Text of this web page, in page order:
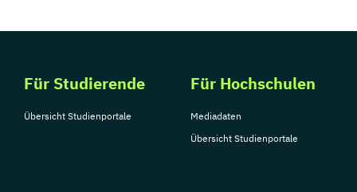
Für Studierende
Übersicht Studienportale
Für Hochschulen
Mediadaten
Übersicht Studienportale